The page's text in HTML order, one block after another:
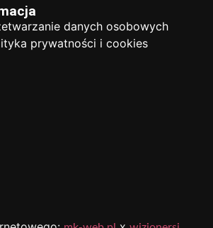
danych osobowych
prywatności i cookies